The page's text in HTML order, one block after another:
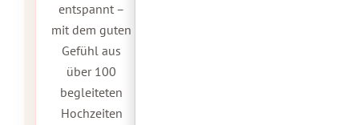
entspannt –
mit dem guten
Gefühl aus
über 100
begleiteten
Hochzeiten